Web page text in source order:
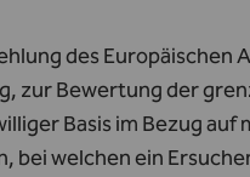
des Europäischen
zur Bewertung der
Basis im Bezug
bei welchen ein